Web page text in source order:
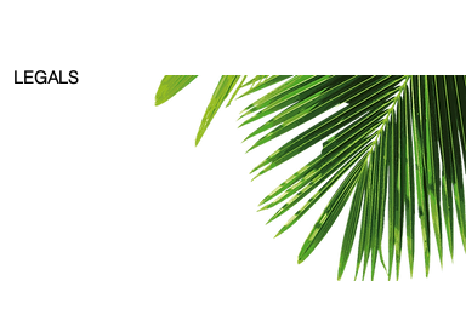
LEGALS